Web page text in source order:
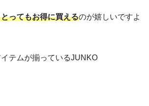
ってもお得に買えるのが嬉しいですよ
テムが揃っているJUNKO